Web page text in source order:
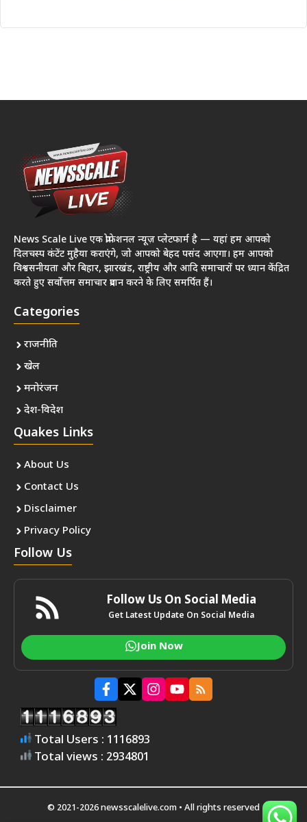
News Scale Live एक प्रोफेशनल न्यूज़ प्लेटफार्म है — यहां हम आपको
दिलचस्प कंटेंट मुहैया कराएंगे, जो आपको बेहद पसंद आएगा। हम आपको
विश्वसनीयता और बिहार, झारखंड, राष्ट्रीय और आदि समाचारों पर ध्यान केंद्रित
करते हुए सर्वोत्तम समाचार प्रदान करने के लिए समर्पित हैं।
Categories
राजनीति
खेल
मनोरंजन
देश-विदेश
Quakes Links
About Us
Contact Us
Disclaimer
Privacy Policy
Follow Us
Follow Us On Social Media
Get Latest Update On Social Media
Join Now
Total Users : 1116893
Total views : 2934801
© 2021-2026 newsscalelive.com • All rights reserved